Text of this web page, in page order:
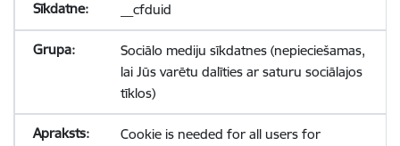
__cfduid
Sociālo mediju sīkdatnes (nepieciešamas,
lai Jūs varētu dalīties ar saturu sociālajos
tīklos)
Cookie is needed for all users for